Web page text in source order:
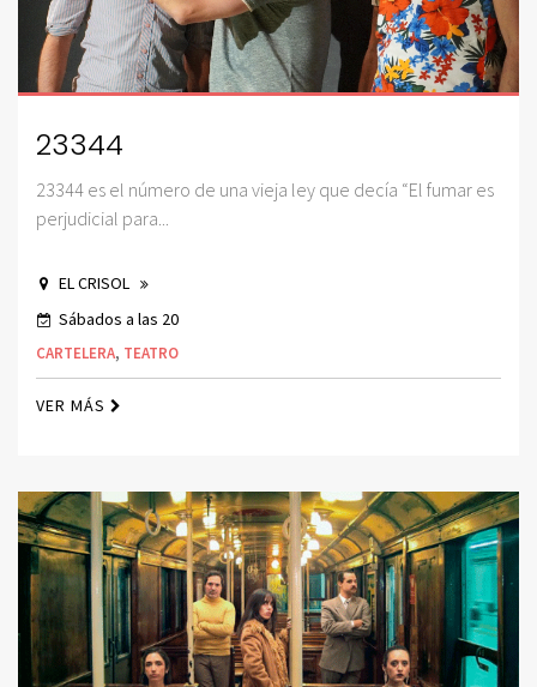
23344
23344 es el número de una vieja ley que decía “El fumar es
perjudicial para...
EL CRISOL
Sábados a las 20
CARTELERA, TEATRO
VER MÁS